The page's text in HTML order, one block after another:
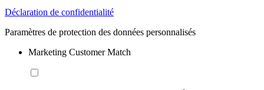
Déclaration de confidentialité
Paramètres de protection des données personnalisés
Marketing Customer Match